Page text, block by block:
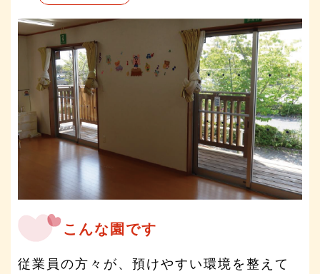
こんな園です
従業員の方々が、預けやすい環境を整えて